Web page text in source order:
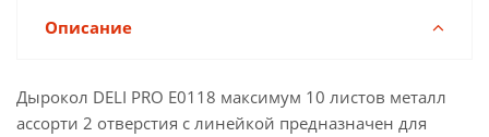
Описание
Дырокол DELI PRO E0118 максимум 10 листов металл
ассорти 2 отверстия с линейкой предназначен для